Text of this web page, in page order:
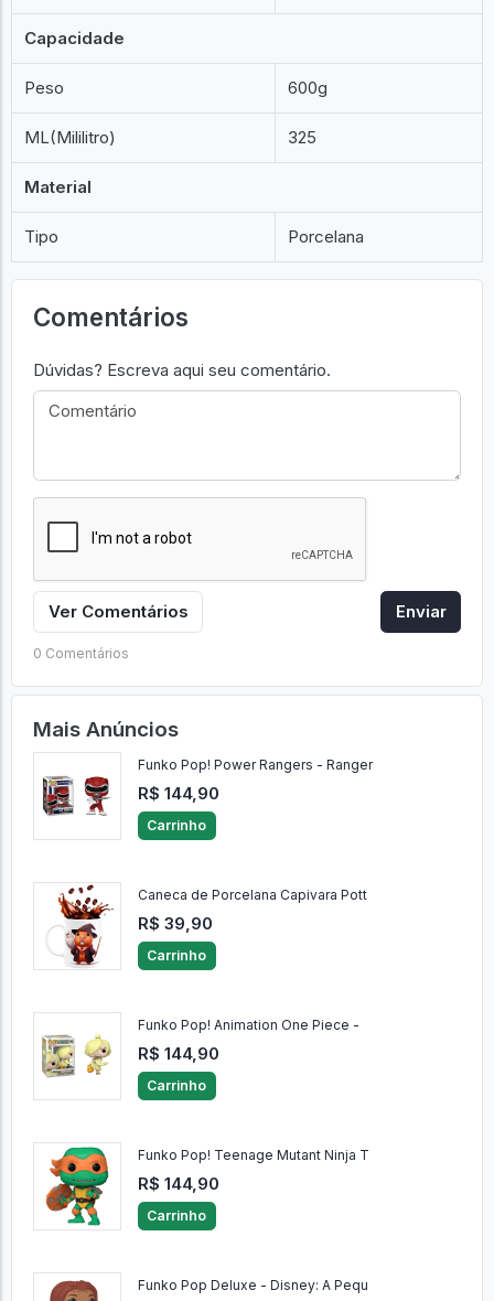
Capacidade
Peso 600g
ML(Mililitro) 325
Material
Tipo Porcelana
Comentários
Dúvidas? Escreva aqui seu comentário.
Ver Comentários Enviar
0 Comentários
Mais Anúncios
Funko Pop! Power Rangers - Ranger
R$ 144,90
Carrinho
Caneca de Porcelana Capivara Pott
R$ 39,90
Carrinho
Funko Pop! Animation One Piece -
R$ 144,90
Carrinho
Funko Pop! Teenage Mutant Ninja T
R$ 144,90
Carrinho
Funko Pop Deluxe - Disney: A Pequ